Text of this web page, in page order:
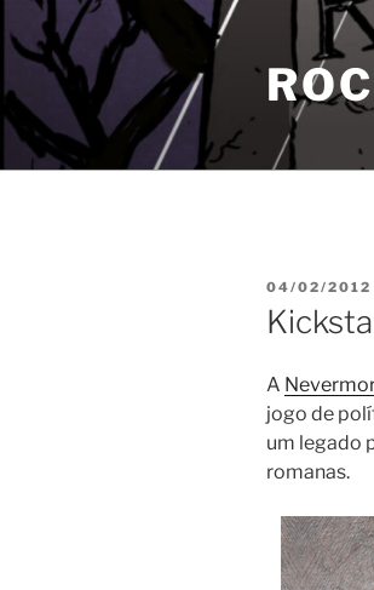
Pular
para
conteúdo
PUBLICADO
EM
04/02/2012
A
jogo de
um legado
romanas.